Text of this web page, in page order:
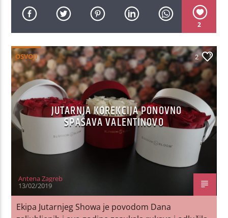
2
OSVOJI 2
JUTARNJA KOREKCIJA PONOVNO
SPAŠAVA VALENTINOVO
Antena Zagreb
13/02/2019
Ekipa Jutarnjeg Showa je povodom Dana